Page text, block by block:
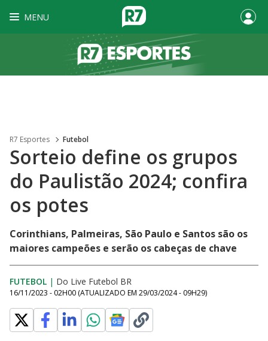
MENU
R7 Esportes Futebol
Sorteio define os grupos
do Paulistão 2024; confira
os potes
Corinthians, Palmeiras, São Paulo e Santos são os
maiores campeões e serão os cabeças de chave
FUTEBOL | Do Live Futebol BR
16/11/2023 - 02H00 (ATUALIZADO EM 29/03/2024 - 09H29)